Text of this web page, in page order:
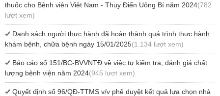
thuốc cho Bệnh viện Việt Nam - Thụy Điển Uông Bí năm 2024(782
lượt xem)
Danh sách người thực hành đã hoàn thành quá trình thực hành
khám bệnh, chữa bệnh ngày 15/01/2025(1.134 lượt xem)
Báo cáo số 151/BC-BVVNTĐ về việc tự kiểm tra, đánh giá chất
lượng bệnh viện năm 2024(945 lượt xem)
Quyết định số 96/QĐ-TTMS v/v phê duyệt kết quả lựa chọn nhà